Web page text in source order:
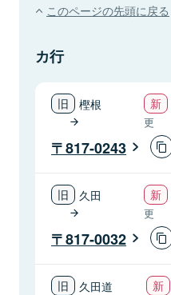
このページの先頭に戻る
カ行
樫根
更
817-0243
久田
更
817-0032
久田道